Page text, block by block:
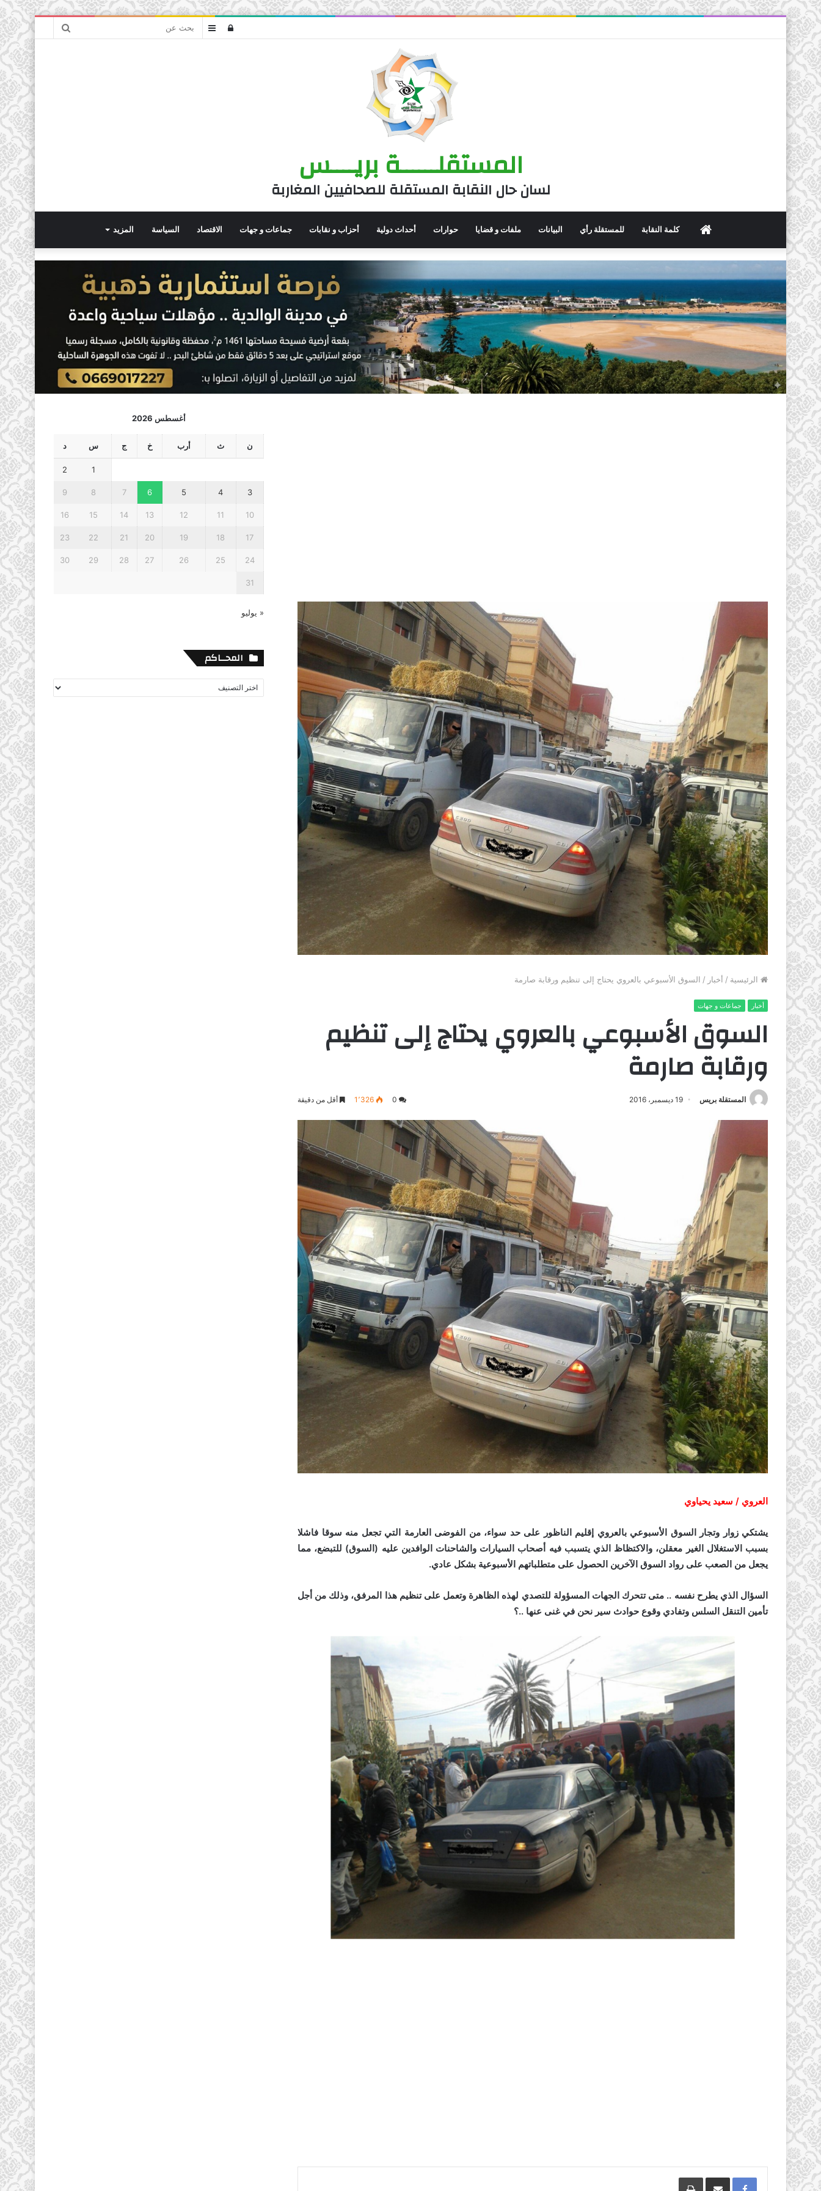
بحث
عمودتسجيل
المستقلــــــة بريــــس
لسان حال النقابة المستقلة للصحافيين المغاربة
الرئيسيةكلمة النقابة للمستقلة رأي البيانات ملفات و قضايا حوارات أحداث دولية أحزاب و نقابات جماعات و جهات الاقتصاد السياسة المزيد
الرئيسية / أخبار / السوق الأسبوعي بالعروي يحتاج إلى تنظيم ورقابة صارمة
أخبار جماعات و جهات
السوق الأسبوعي بالعروي يحتاج إلى تنظيم
ورقابة صارمة
المستقلة بريس 19 ديسمبر، 2016 0 1٬326 أقل من دقيقة
العروي / سعيد يحياوي
يشتكي زوار وتجار السوق الأسبوعي بالعروي إقليم الناظور على حد سواء، من الفوضى العارمة التي تجعل منه سوقا فاشلا
بسبب الاستغلال الغير معقلن، والاكتظاظ الذي يتسبب فيه أصحاب السيارات والشاحنات الوافدين عليه (السوق) للتبضع، مما
يجعل من الصعب على رواد السوق الآخرين الحصول على متطلباتهم الأسبوعية بشكل عادي.
السؤال الذي يطرح نفسه .. متى تتحرك الجهات المسؤولة للتصدي لهذه الظاهرة وتعمل على تنظيم هذا المرفق، وذلك من أجل
تأمين التنقل السلس وتفادي وقوع حوادث سير نحن في غنى عنها ..؟
Facebookمشاركة عبر البريد طباعة
أغسطس 2026
ن ث أرب خ ج س د
1
2
3
4
5
6
7
8
9
10
11
12
13
14
15
16
17
18
19
20
21
22
23
24
25
26
27
28
29
30
31
« يوليو
المحــاكم
المحــاكم